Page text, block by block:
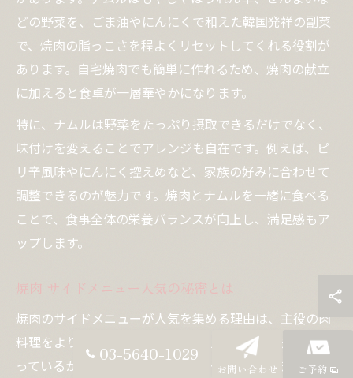
どの野菜を、ごま油やにんにくで和えた韓国発祥の副菜
で、焼肉の脂っこさを程よくリセットしてくれる役割が
あります。自宅焼肉でも簡単に作れるため、焼肉の献立
に加えると食卓が一層華やかになります。
特に、ナムルは野菜をたっぷり摂取できるだけでなく、
味付けを変えることでアレンジも自在です。例えば、ピ
リ辛風味やにんにく控えめなど、家族の好みに合わせて
調整できるのが魅力です。焼肉とナムルを一緒に食べる
ことで、食事全体の栄養バランスが向上し、満足感もア
ップします。
焼肉 サイドメニュー人気の秘密とは
焼肉のサイドメニューが人気を集める理由は、主役の肉
料理をより美味しく、飽きずに楽しむための工夫が詰ま
っているからです。サイドメニューには、キムチやサラ
03-5640-1029
お問い合わせ ご予約